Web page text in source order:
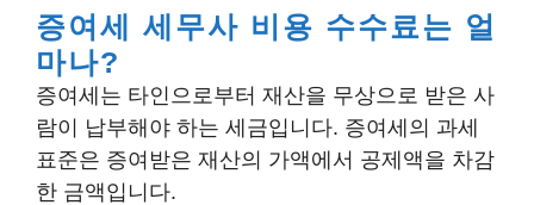
증여세 세무사 비용 수수료는 얼
마나?
증여세는 타인으로부터 재산을 무상으로 받은 사
람이 납부해야 하는 세금입니다. 증여세의 과세
표준은 증여받은 재산의 가액에서 공제액을 차감
한 금액입니다.